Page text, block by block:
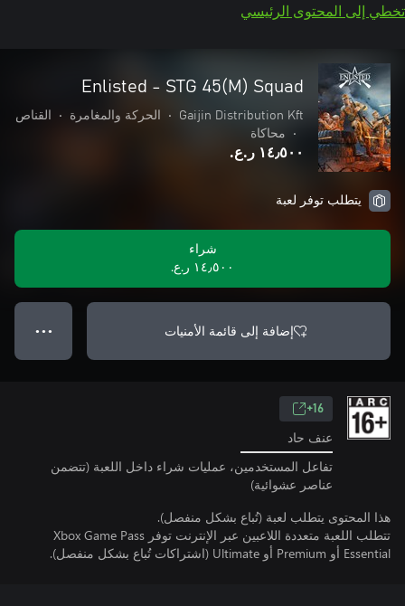
تخطي إلى المحتوى الرئيسي
Enlisted - STG 45(M) Squad
Gaijin Distribution Kft
• الحركة والمغامرة •
القناص
•
محاكاة
١٤٫٥٠٠ ر.ع.‏
يتطلب توفر لعبة
شراء
١٤٫٥٠٠ ر.ع.‏
إضافة إلى قائمة الأمنيات ● ● ●
16+
عنف حاد
تفاعل المستخدمين، عمليات شراء داخل اللعبة (تتضمن
عناصر عشوائية)
هذا المحتوى يتطلب لعبة (تُباع بشكل منفصل).
تتطلب اللعبة متعددة اللاعبين عبر الإنترنت توفر Xbox Game Pass
Essential أو Premium أو Ultimate (اشتراكات تُباع بشكل منفصل).